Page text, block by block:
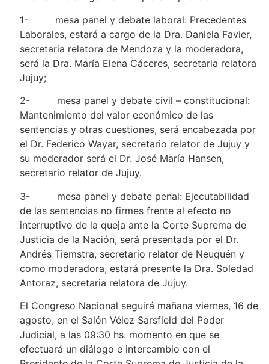
1- mesa panel y debate laboral: Precedentes
Laborales, estará a cargo de la Dra. Daniela Favier,
secretaria relatora de Mendoza y la moderadora,
será la Dra. María Elena Cáceres, secretaria relatora
Jujuy;
2- mesa panel y debate civil – constitucional:
Mantenimiento del valor económico de las
sentencias y otras cuestiones, será encabezada por
el Dr. Federico Wayar, secretario relator de Jujuy y
su moderador será el Dr. José María Hansen,
secretario relator de Jujuy.
3- mesa panel y debate penal: Ejecutabilidad
de las sentencias no firmes frente al efecto no
interruptivo de la queja ante la Corte Suprema de
Justicia de la Nación, será presentada por el Dr.
Andrés Tiemstra, secretario relator de Neuquén y
como moderadora, estará presente la Dra. Soledad
Antoraz, secretaria relatora de Jujuy.
El Congreso Nacional seguirá mañana viernes, 16 de
agosto, en el Salón Vélez Sarsfield del Poder
Judicial, a las 09:30 hs. momento en que se
efectuará un diálogo e intercambio con el